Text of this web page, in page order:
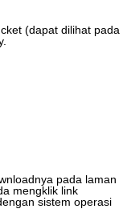
(dapat dilihat pada
.
pada laman
mengklik link
sistem operasi